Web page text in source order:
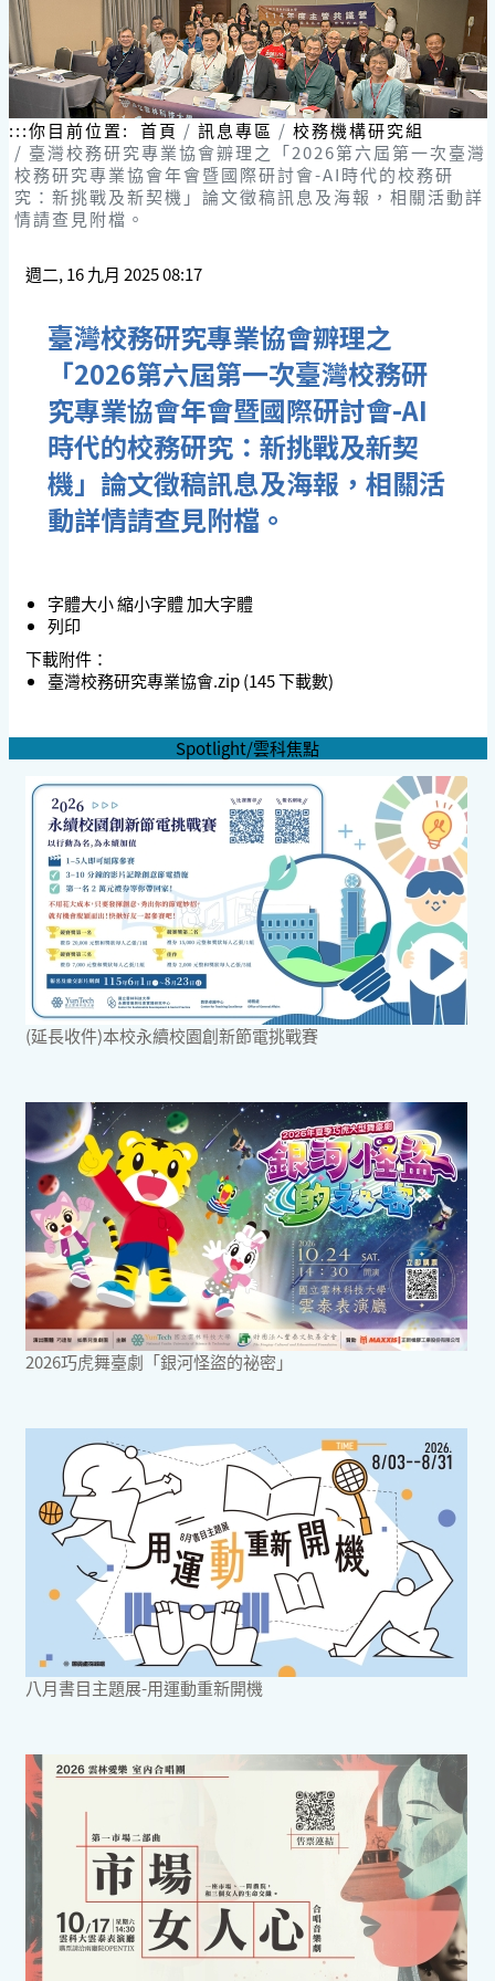
:::你目前位置: 首頁 訊息專區
校務機構研究組
臺灣校務研究專業協會辧理之「2026第六屆第一次臺灣
校務研究專業協會年會暨國際研討會-AI時代的校務研
究：新挑戰及新契機」論文徵稿訊息及海報，相關活動詳
情請查見附檔。
週二, 16 九月 2025 08:17
臺灣校務研究專業協會辧理之
「2026第六屆第一次臺灣校務研
究專業協會年會暨國際研討會-AI
時代的校務研究：新挑戰及新契
機」論文徵稿訊息及海報，相關活
動詳情請查見附檔。
字體大小縮小字體加大字體
列印
下載附件：
臺灣校務研究專業協會.zip (145 下載數)
Spotlight/雲科焦點
(延長收件)本校永續校園創新節電挑戰賽
2026巧虎舞臺劇「銀河怪盜的祕密」
八月書目主題展-用運動重新開機